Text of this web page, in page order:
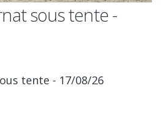
sous tente -
tente - 17/08/26